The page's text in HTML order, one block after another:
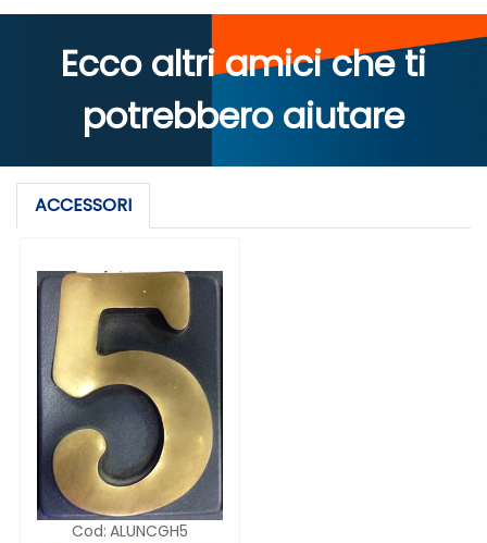
Ecco altri amici che ti
potrebbero aiutare
ACCESSORI
Cod: ALUNCGH5